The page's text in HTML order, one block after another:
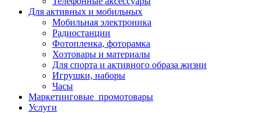
Для активных и мобильных
Мобильная электроника
Радиостанции
Фотопленка, фоторамка
Хозтовары и материалы
Для спорта и активного образа жизни
Игрушки, наборы
Часы
Маркетинговые_промотовары
Услуги